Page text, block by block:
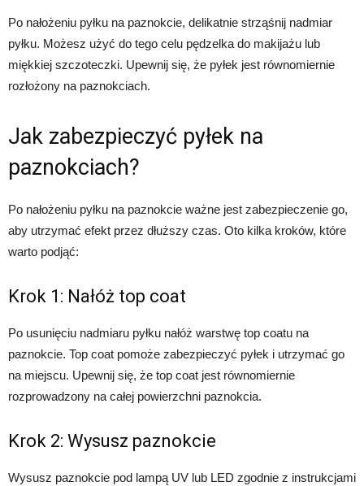
Po nałożeniu pyłku na paznokcie, delikatnie strząśnij nadmiar
pyłku. Możesz użyć do tego celu pędzelka do makijażu lub
miękkiej szczoteczki. Upewnij się, że pyłek jest równomiernie
rozłożony na paznokciach.
Jak zabezpieczyć pyłek na
paznokciach?
Po nałożeniu pyłku na paznokcie ważne jest zabezpieczenie go,
aby utrzymać efekt przez dłuższy czas. Oto kilka kroków, które
warto podjąć:
Krok 1: Nałóż top coat
Po usunięciu nadmiaru pyłku nałóż warstwę top coatu na
paznokcie. Top coat pomoże zabezpieczyć pyłek i utrzymać go
na miejscu. Upewnij się, że top coat jest równomiernie
rozprowadzony na całej powierzchni paznokcia.
Krok 2: Wysusz paznokcie
Wysusz paznokcie pod lampą UV lub LED zgodnie z instrukcjami